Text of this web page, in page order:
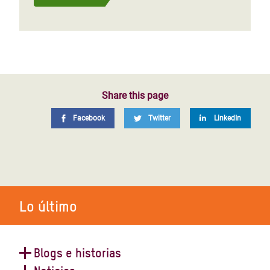
Share this page
Facebook Twitter LinkedIn
Lo último
Blogs e historias